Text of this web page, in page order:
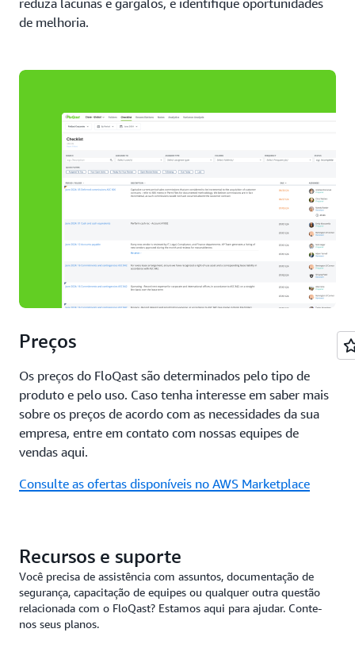
reduza lacunas e gargalos, e identifique oportunidades
de melhoria.
Preços
Os preços do FloQast são determinados pelo tipo de
produto e pelo uso. Caso tenha interesse em saber mais
sobre os preços de acordo com as necessidades da sua
empresa, entre em contato com nossas equipes de
vendas aqui.
Consulte as ofertas disponíveis no AWS Marketplace
Recursos e suporte
Você precisa de assistência com assuntos, documentação de
segurança, capacitação de equipes ou qualquer outra questão
relacionada com o FloQast? Estamos aqui para ajudar. Conte-
nos seus planos.